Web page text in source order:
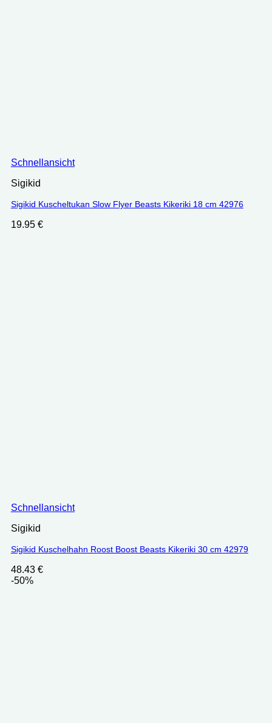
Schnellansicht
Sigikid
Sigikid Kuscheltukan Slow Flyer Beasts Kikeriki 18 cm 42976
19.95 €
Schnellansicht
Sigikid
Sigikid Kuschelhahn Roost Boost Beasts Kikeriki 30 cm 42979
48.43 €
-50%